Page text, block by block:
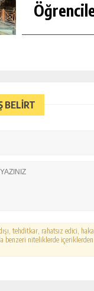
BELİRT
tehditkar, rahatsız edici,
benzeri niteliklerde